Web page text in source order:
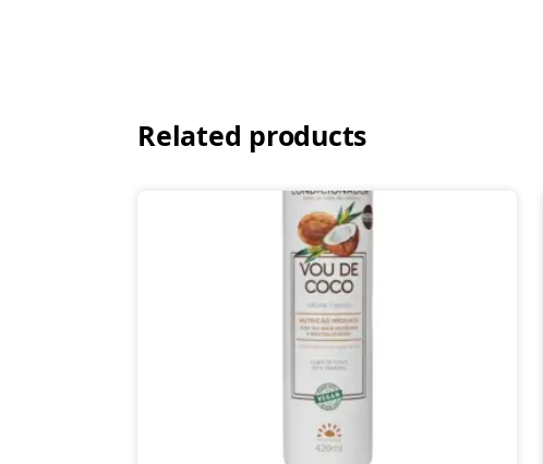
Related products